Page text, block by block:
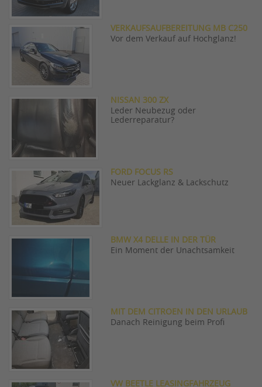
VERKAUFSAUFBEREITUNG MB C250
Vor dem Verkauf auf Hochglanz!
NISSAN 300 ZX
Leder Neubezug oder
Lederreparatur?
FORD FOCUS RS
Neuer Lackglanz & Lackschutz
BMW X4 DELLE IN DER TÜR
Ein Moment der Unachtsamkeit
MIT DEM CITROEN IN DEN URLAUB
Danach Reinigung beim Profi
VW BEETLE LEASINGFAHRZEUG